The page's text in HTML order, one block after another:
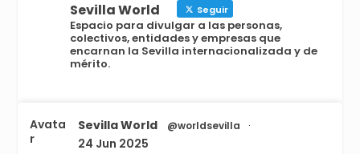
Sevilla World Seguir
Espacio para divulgar a las personas,
colectivos, entidades y empresas que
encarnan la Sevilla internacionalizada y de
mérito.
Avata
r
Sevilla World @worldsevilla ·
24 Jun 2025